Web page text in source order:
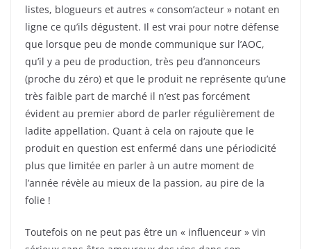
listes, blogueurs et autres « consom’acteur » notant en
ligne ce qu’ils dégustent. Il est vrai pour notre défense
que lorsque peu de monde communique sur l’AOC,
qu’il y a peu de production, très peu d’annonceurs
(proche du zéro) et que le produit ne représente qu’une
très faible part de marché il n’est pas forcément
évident au premier abord de parler régulièrement de
ladite appellation. Quant à cela on rajoute que le
produit en question est enfermé dans une périodicité
plus que limitée en parler à un autre moment de
l’année révèle au mieux de la passion, au pire de la
folie !
Toutefois on ne peut pas être un « influenceur » vin